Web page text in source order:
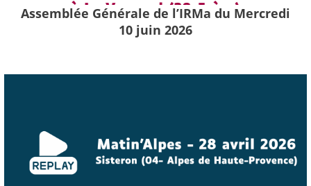
Assemblée Générale de l’IRMa du Mercredi
10 juin 2026